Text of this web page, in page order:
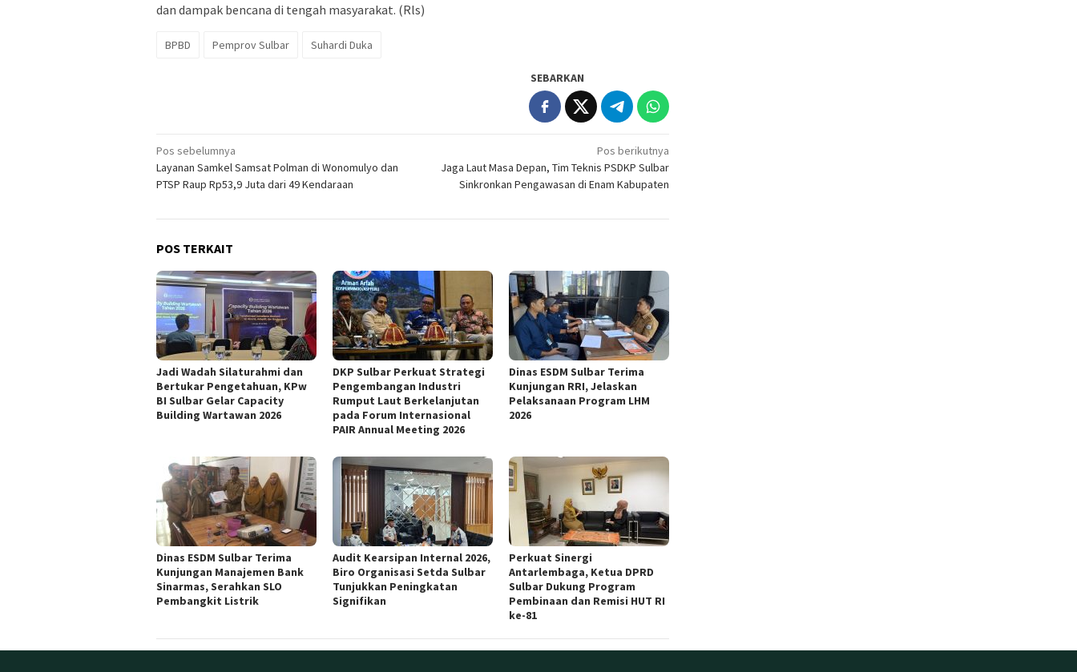
dan dampak bencana di tengah masyarakat. (Rls)
BPBD Pemprov Sulbar Suhardi Duka
SEBARKAN
Navigasi
pos
Pos sebelumnya
Layanan Samkel Samsat Polman di Wonomulyo dan
PTSP Raup Rp53,9 Juta dari 49 Kendaraan
Pos berikutnya
Jaga Laut Masa Depan, Tim Teknis PSDKP Sulbar
Sinkronkan Pengawasan di Enam Kabupaten
POS TERKAIT
Jadi Wadah Silaturahmi dan
Bertukar Pengetahuan, KPw
BI Sulbar Gelar Capacity
Building Wartawan 2026
DKP Sulbar Perkuat Strategi
Pengembangan Industri
Rumput Laut Berkelanjutan
pada Forum Internasional
PAIR Annual Meeting 2026
Dinas ESDM Sulbar Terima
Kunjungan RRI, Jelaskan
Pelaksanaan Program LHM
2026
Dinas ESDM Sulbar Terima
Kunjungan Manajemen Bank
Sinarmas, Serahkan SLO
Pembangkit Listrik
Audit Kearsipan Internal 2026,
Biro Organisasi Setda Sulbar
Tunjukkan Peningkatan
Signifikan
Perkuat Sinergi
Antarlembaga, Ketua DPRD
Sulbar Dukung Program
Pembinaan dan Remisi HUT RI
ke-81